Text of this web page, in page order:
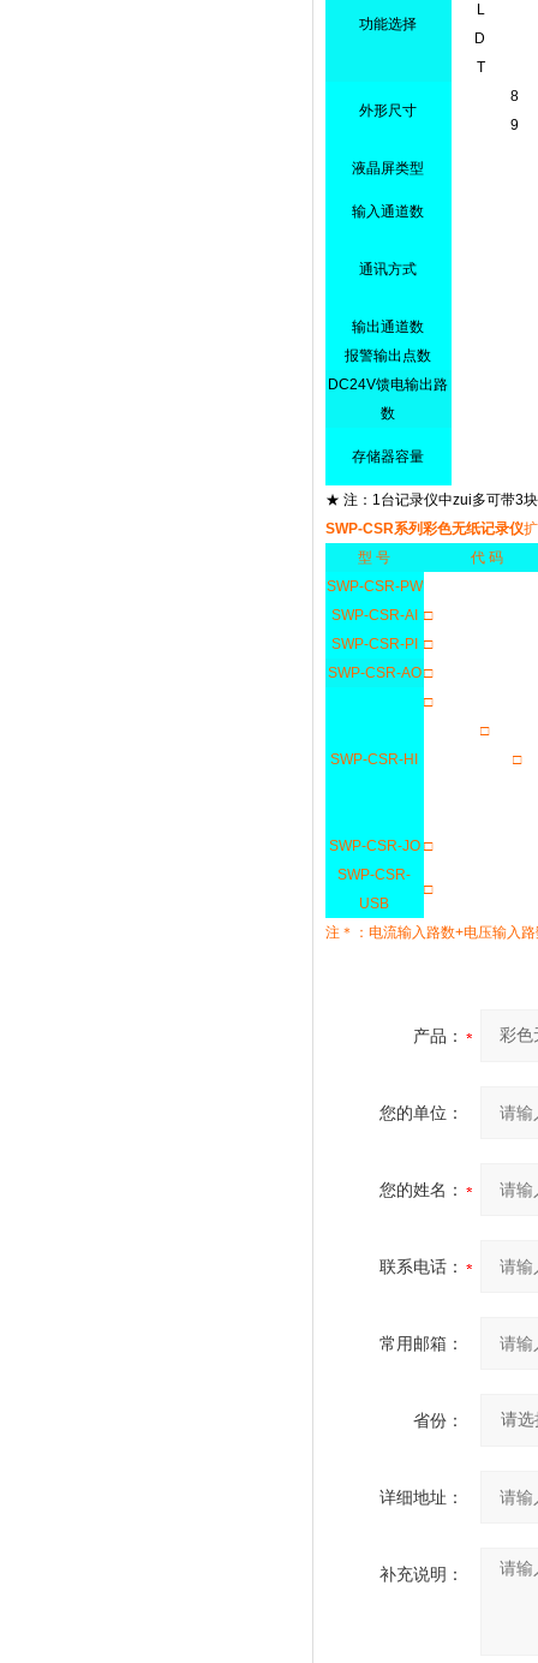
功能选择
L
D
T
外形尺寸
8
9
液晶屏类型
输入通道数
通讯方式
输出通道数
报警输出点数
DC24V馈电输出路
数
存储器容量
★ 注：1台记录仪中zui多可带3
SWP-CSR系列彩色无纸记录仪
型 号
代 码
SWP-CSR-PW
SWP-CSR-AI □
SWP-CSR-PI □
SWP-CSR-AO□
SWP-CSR-HI
□
□
□
SWP-CSR-JO □
SWP-CSR-
USB
□
注＊：电流输入路数+电压输入
产品：
您的单位：
您的姓名：
联系电话：
常用邮箱：
省份：
详细地址：
补充说明：